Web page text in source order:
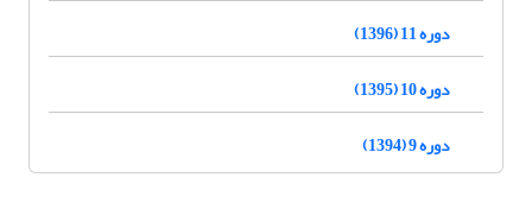
دوره 11 (1396)
دوره 10 (1395)
دوره 9 (1394)